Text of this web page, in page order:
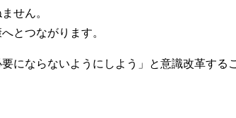
せん。
とつながります。
にならないようにしよう」と意識改革する